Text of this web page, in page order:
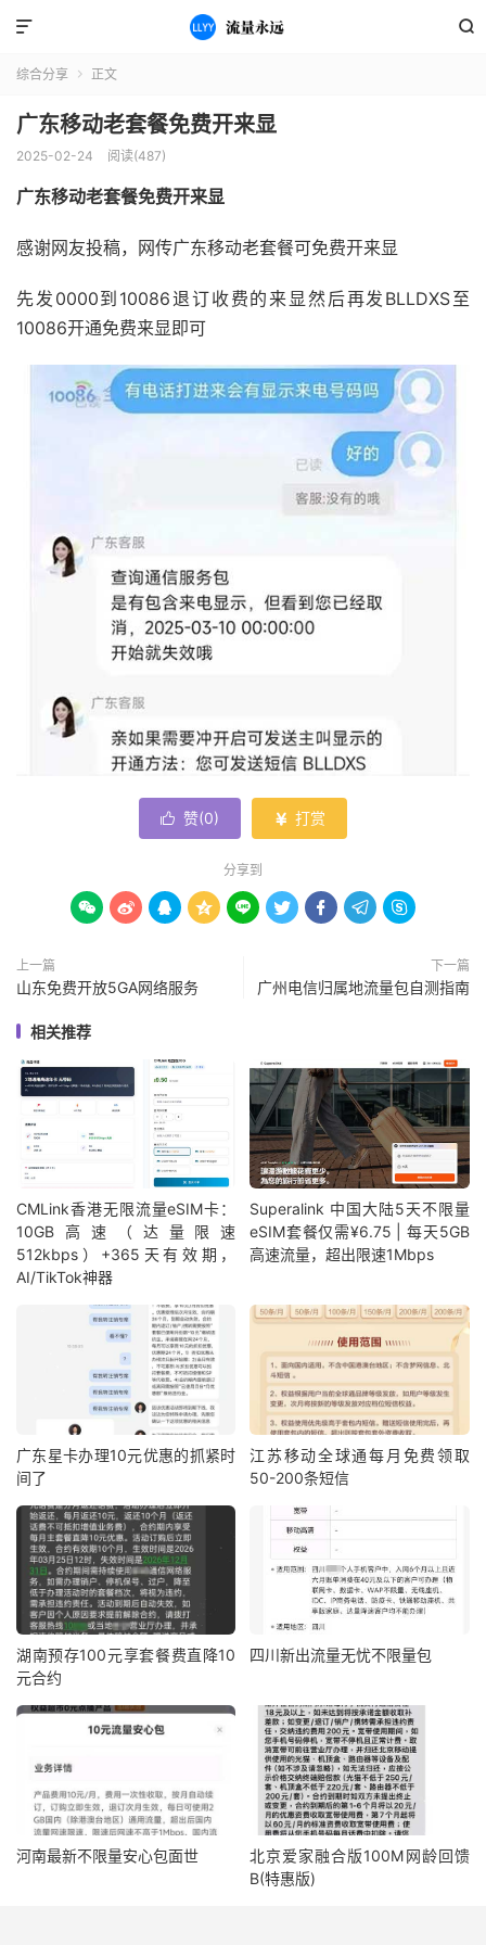


综合分享  正文
广东移动老套餐免费开来显
2025-02-24 阅读(487)
广东移动老套餐免费开来显
感谢网友投稿，网传广东移动老套餐可免费开来显
先发0000到10086退订收费的来显然后再发BLLDXS至
10086开通免费来显即可
 赞(0)  打赏
分享到
        
上一篇
山东免费开放5GA网络服务
下一篇
广州电信归属地流量包自测指南
相关推荐
CMLink香港无限流量eSIM卡：
10GB高速（达量限速
512kbps）+365天有效期，
AI/TikTok神器
Superalink 中国大陆5天不限量
eSIM套餐仅需¥6.75 | 每天5GB
高速流量，超出限速1Mbps
广东星卡办理10元优惠的抓紧时
间了
江苏移动全球通每月免费领取
50-200条短信
湖南预存100元享套餐费直降10
元合约
四川新出流量无忧不限量包
河南最新不限量安心包面世
北京爱家融合版100M网龄回馈
B(特惠版)